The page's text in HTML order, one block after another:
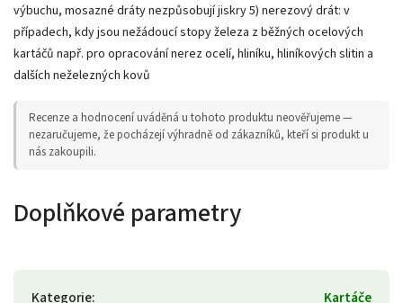
výbuchu, mosazné dráty nezpůsobují jiskry 5) nerezový drát: v
případech, kdy jsou nežádoucí stopy železa z běžných ocelových
kartáčů např. pro opracování nerez ocelí, hliníku, hliníkových slitin a
dalších neželezných kovů
Recenze a hodnocení uváděná u tohoto produktu neověřujeme —
nezaručujeme, že pocházejí výhradně od zákazníků, kteří si produkt u
nás zakoupili.
Doplňkové parametry
Kategorie:
Kartáče